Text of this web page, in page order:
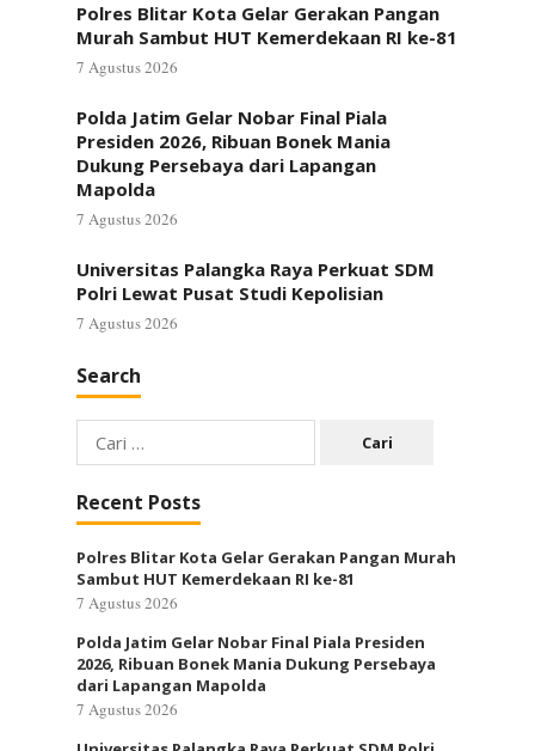
Polres Blitar Kota Gelar Gerakan Pangan
Murah Sambut HUT Kemerdekaan RI ke-81
7 Agustus 2026
Polda Jatim Gelar Nobar Final Piala
Presiden 2026, Ribuan Bonek Mania
Dukung Persebaya dari Lapangan
Mapolda
7 Agustus 2026
Universitas Palangka Raya Perkuat SDM
Polri Lewat Pusat Studi Kepolisian
7 Agustus 2026
Search
Cari
untuk:
Recent Posts
Polres Blitar Kota Gelar Gerakan Pangan Murah
Sambut HUT Kemerdekaan RI ke-81
7 Agustus 2026
Polda Jatim Gelar Nobar Final Piala Presiden
2026, Ribuan Bonek Mania Dukung Persebaya
dari Lapangan Mapolda
7 Agustus 2026